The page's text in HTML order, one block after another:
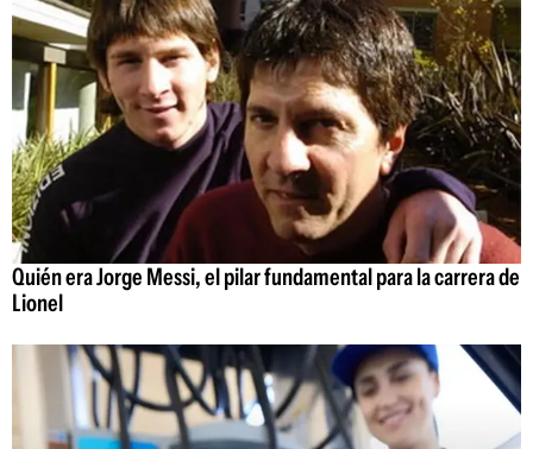
Quién era Jorge Messi, el pilar fundamental para la carrera de
Lionel